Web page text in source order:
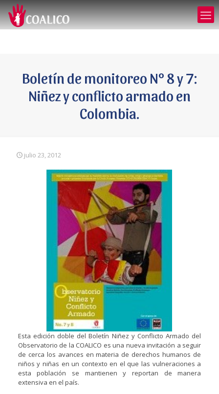
Boletín de monitoreo N° 8 y 7:
Niñez y conflicto armado en
Colombia.
julio 23, 2012
Esta edición doble del Boletín Niñez y Conflicto Armado del
Observatorio de la COALICO es una nueva invitación a seguir
de cerca los avances en materia de derechos humanos de
niños y niñas en un contexto en el que las vulneraciones a
esta población se mantienen y reportan de manera
extensiva en el país.